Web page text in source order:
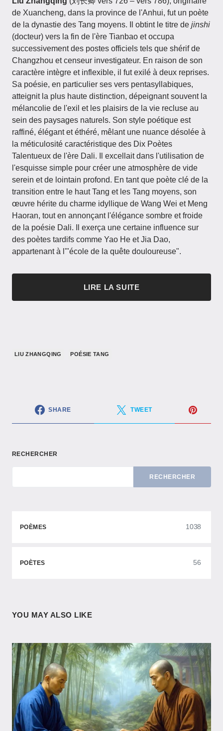
de Xuancheng, dans la province de l'Anhui, fut un poète
de la dynastie des Tang moyens. Il obtint le titre de jinshi
(docteur) vers la fin de l'ère Tianbao et occupa
successivement des postes officiels tels que shérif de
Changzhou et censeur investigateur. En raison de son
caractère intègre et inflexible, il fut exilé à deux reprises.
Sa poésie, en particulier ses vers pentasyllabiques,
atteignit la plus haute distinction, dépeignant souvent la
mélancolie de l'exil et les plaisirs de la vie recluse au
sein des paysages naturels. Son style poétique est
raffiné, élégant et éthéré, mêlant une nuance désolée à
la méticulosité caractéristique des Dix Poètes
Talentueux de l'ère Dali. Il excellait dans l'utilisation de
l'esquisse simple pour créer une atmosphère de vide
serein et de lointain profond. En tant que poète clé de la
transition entre le haut Tang et les Tang moyens, son
œuvre hérite du charme idyllique de Wang Wei et Meng
Haoran, tout en annonçant l'élégance sombre et froide
de la poésie Dali. Il exerça une certaine influence sur
des poètes tardifs comme Yao He et Jia Dao,
appartenant à l'"école de la quête douloureuse".
LIRE LA SUITE
LIU ZHANGQING POÉSIE TANG
SHARE TWEET
RECHERCHER
RECHERCHER
POÈMES 1038
POÈTES 56
YOU MAY ALSO LIKE